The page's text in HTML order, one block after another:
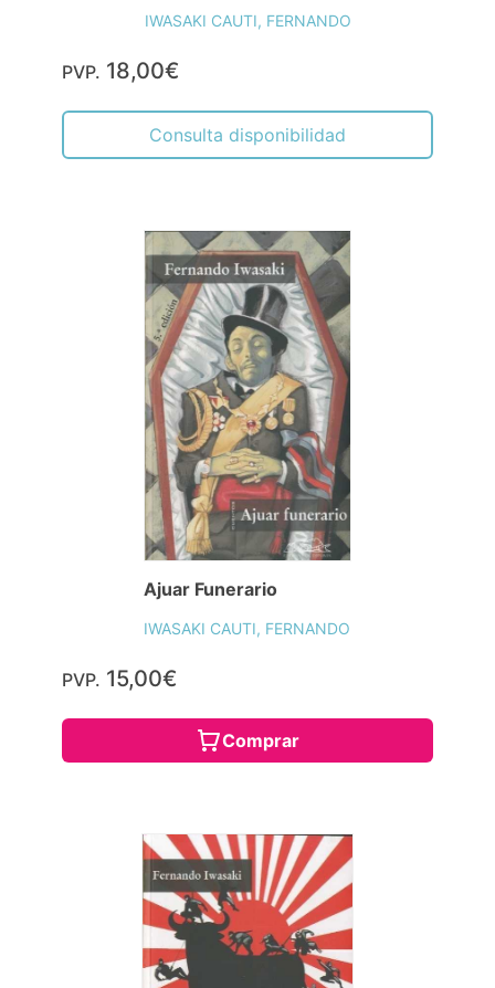
IWASAKI CAUTI, FERNANDO
PVP. 18,00€
Consulta disponibilidad
Ajuar Funerario
IWASAKI CAUTI, FERNANDO
PVP. 15,00€
Comprar